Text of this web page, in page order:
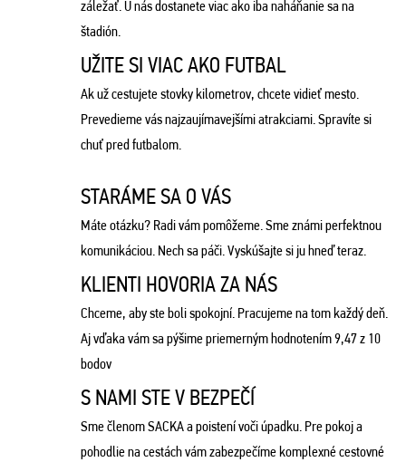
záležať. U nás dostanete viac ako iba naháňanie sa na
štadión.
UŽITE SI VIAC AKO FUTBAL
Ak už cestujete stovky kilometrov, chcete vidieť mesto.
Prevedieme vás najzaujímavejšími atrakciami. Spravíte si
chuť pred futbalom.
STARÁME SA O VÁS
Máte otázku? Radi vám pomôžeme. Sme známi perfektnou
komunikáciou. Nech sa páči. Vyskúšajte si ju hneď teraz.
KLIENTI HOVORIA ZA NÁS
Chceme, aby ste boli spokojní. Pracujeme na tom každý deň.
Aj vďaka vám sa pýšime priemerným hodnotením 9,47 z 10
bodov
S NAMI STE V BEZPEČÍ
Sme členom SACKA a poistení voči úpadku. Pre pokoj a
pohodlie na cestách vám zabezpečíme komplexné cestovné